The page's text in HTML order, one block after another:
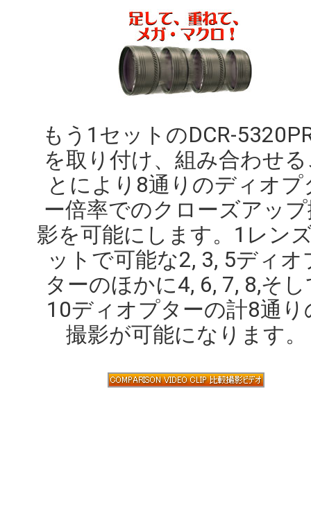
もう1セットのDCR-
を取り付け、組み合わせ
とにより8通りのディオプ
ー倍率でのクローズアッ
影を可能にします。1レン
ットで可能な2, 3, 5ディオ
ターのほかに4, 6, 7, 8,そ
10ディオプターの計8通り
撮影が可能になります。